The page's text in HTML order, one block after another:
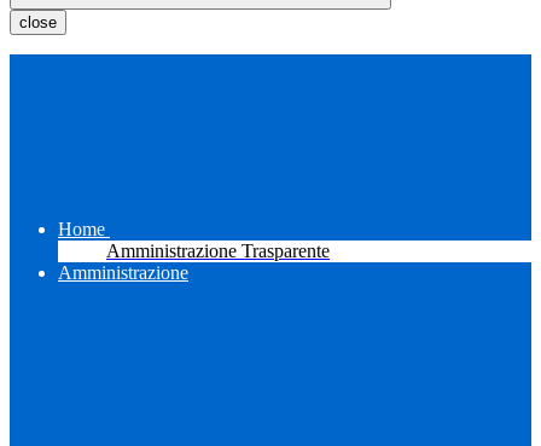
close
Home
Amministrazione Trasparente
Amministrazione